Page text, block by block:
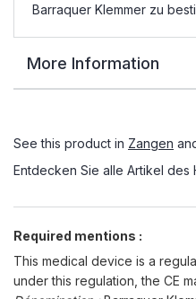
Barraquer Klemmer zu
More Information
See this product in Zangen
Entdecken Sie alle Artikel des
Required mentions :
This medical device is a
under this regulation, the CE